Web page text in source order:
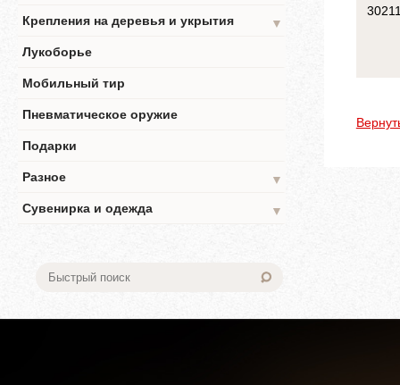
Крепления на деревья и укрытия
▼
Лукоборье
Мобильный тир
Пневматическое оружие
Подарки
Разное
▼
Сувенирка и одежда
▼